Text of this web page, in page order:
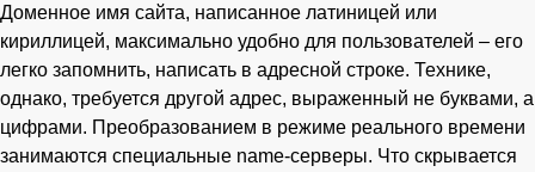
Доменное имя сайта, написанное латиницей или
кириллицей, максимально удобно для пользователей – его
легко запомнить, написать в адресной строке. Технике,
однако, требуется другой адрес, выраженный не буквами, а
цифрами. Преобразованием в режиме реального времени
занимаются специальные name-серверы. Что скрывается